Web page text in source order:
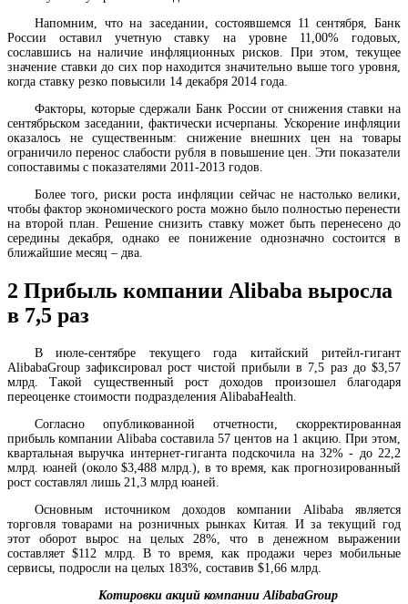
Напомним, что на заседании, состоявшемся 11 сентября, Банк
России оставил учетную ставку на уровне 11,00% годовых,
сославшись на наличие инфляционных рисков. При этом, текущее
значение ставки до сих пор находится значительно выше того уровня,
когда ставку резко повысили 14 декабря 2014 года.
Факторы, которые сдержали Банк России от снижения ставки на
сентябрьском заседании, фактически исчерпаны. Ускорение инфляции
оказалось не существенным: снижение внешних цен на товары
ограничило перенос слабости рубля в повышение цен. Эти показатели
сопоставимы с показателями 2011-2013 годов.
Более того, риски роста инфляции сейчас не настолько велики,
чтобы фактор экономического роста можно было полностью перенести
на второй план. Решение снизить ставку может быть перенесено до
середины декабря, однако ее понижение однозначно состоится в
ближайшие месяц – два.
2 Прибыль компании Alibaba выросла
в 7,5 раз
В июле-сентябре текущего года китайский ритейл-гигант
AlibabaGroup зафиксировал рост чистой прибыли в 7,5 раз до $3,57
млрд. Такой существенный рост доходов произошел благодаря
переоценке стоимости подразделения AlibabaHealth.
Согласно опубликованной отчетности, скорректированная
прибыль компании Alibaba составила 57 центов на 1 акцию. При этом,
квартальная выручка интернет-гиганта подскочила на 32% - до 22,2
млрд. юаней (около $3,488 млрд.), в то время, как прогнозированный
рост составлял лишь 21,3 млрд юаней.
Основным источником доходов компании Alibaba является
торговля товарами на розничных рынках Китая. И за текущий год
этот оборот вырос на целых 28%, что в денежном выражении
составляет $112 млрд. В то время, как продажи через мобильные
сервисы, подросли на целых 183%, составив $1,66 млрд.
Котировки акций компанииAlibabaGroup